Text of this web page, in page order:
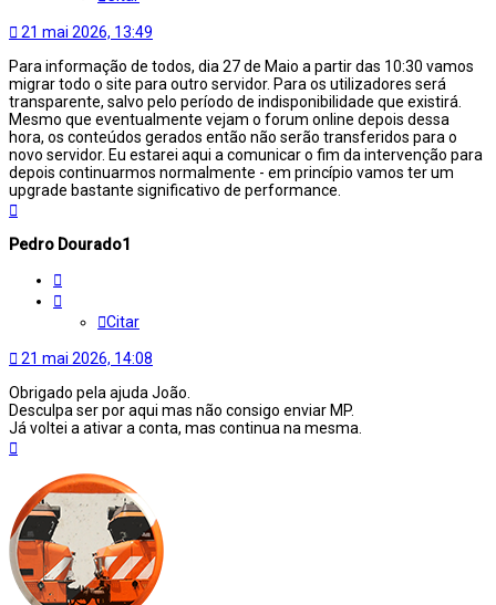
21 mai 2026, 13:49
Para informação de todos, dia 27 de Maio a partir das 10:30 vamos
migrar todo o site para outro servidor. Para os utilizadores será
transparente, salvo pelo período de indisponibilidade que existirá.
Mesmo que eventualmente vejam o forum online depois dessa
hora, os conteúdos gerados então não serão transferidos para o
novo servidor. Eu estarei aqui a comunicar o fim da intervenção para
depois continuarmos normalmente - em princípio vamos ter um
upgrade bastante significativo de performance.
Pedro Dourado1
Citar
21 mai 2026, 14:08
Obrigado pela ajuda João.
Desculpa ser por aqui mas não consigo enviar MP.
Já voltei a ativar a conta, mas continua na mesma.